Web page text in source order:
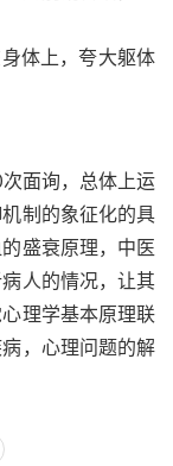
体上，夸大躯体
面询，总体上运
制的象征化的具
盛衰原理，中医
人的情况，让其
理学基本原理联
，心理问题的解